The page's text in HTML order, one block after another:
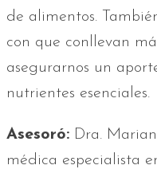
de alimentos.
con que conllevan
asegurarnos un
nutrientes esenciales.
Asesoró: Dra.
médica especialista